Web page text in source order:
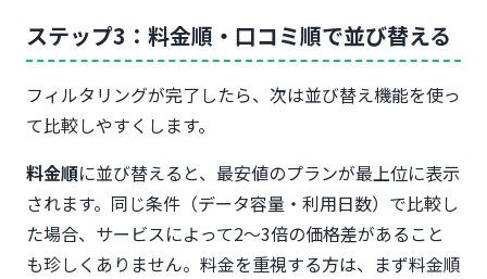
ステップ3：料金順・口コミ順で並び替える
フィルタリングが完了したら、次は並び替え機能を使っ
て比較しやすくします。
料金順に並び替えると、最安値のプランが最上位に表示
されます。同じ条件（データ容量・利用日数）で比較し
た場合、サービスによって2〜3倍の価格差があること
も珍しくありません。料金を重視する方は、まず料金順